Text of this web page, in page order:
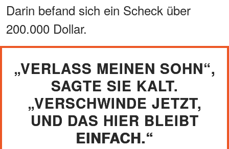
Darin befand sich ein Scheck über
200.000 Dollar.
„VERLASS MEINEN SOHN“,
SAGTE SIE KALT.
„VERSCHWINDE JETZT,
UND DAS HIER BLEIBT
EINFACH.“